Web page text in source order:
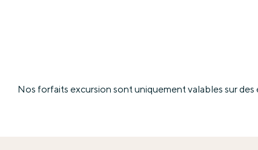
Nos forfaits excursion sont uniquement valables sur